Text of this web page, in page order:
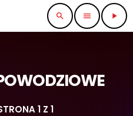
search menu play_arrow
1 Z 1